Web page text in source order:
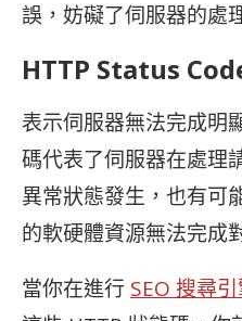
誤，妨礙了伺服器的處
HTTP Status
表示伺服器無法完成明
碼代表了伺服器在處理
異常狀態發生，也有可
的軟硬體資源無法完成
當你在進行 SEO 搜尋